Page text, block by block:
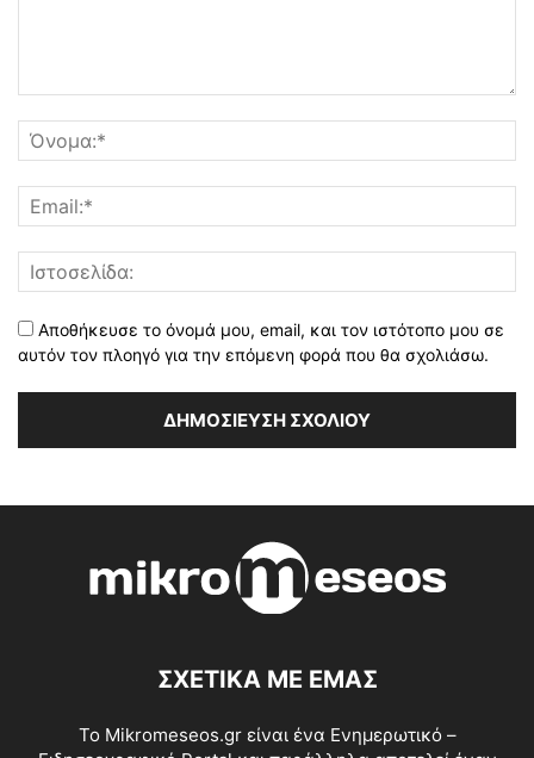
Αποθήκευσε το όνομά μου, email, και τον ιστότοπο μου σε
αυτόν τον πλοηγό για την επόμενη φορά που θα σχολιάσω.
ΣΧΕΤΙΚΑ ΜΕ ΕΜΑΣ
Το Mikromeseos.gr είναι ένα Ενημερωτικό –